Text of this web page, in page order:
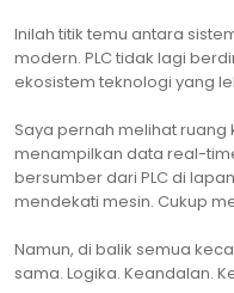
Inilah titik temu antara
modern. PLC tidak lagi
ekosistem teknologi yang
Saya pernah melihat
menampilkan data real-
bersumber dari PLC di
mendekati mesin. Cukup
Namun, di balik semua
sama. Logika. Keandalan.